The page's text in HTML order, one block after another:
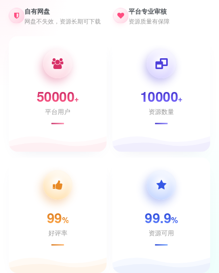
自有网盘
网盘不失效，资源长期可下载
平台专业审核
资源质量有保障
50000+
平台用户
10000+
资源数量
99%
好评率
99.9%
资源可用